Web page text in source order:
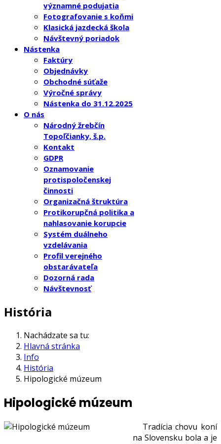
významné podujatia
Fotografovanie s koňmi
Klasická jazdecká škola
Návštevný poriadok
Nástenka
Faktúry
Objednávky
Obchodné súťaže
Výročné správy
Nástenka do 31.12.2025
O nás
Národný žrebčín
Topoľčianky, š.p.
Kontakt
GDPR
Oznamovanie
protispoločenskej
činnosti
Organizačná štruktúra
Protikorupčná politika a
nahlasovanie korupcie
Systém duálneho
vzdelávania
Profil verejného
obstarávateľa
Dozorná rada
Návštevnosť
História
Nachádzate sa tu:
Hlavná stránka
Info
História
Hipologické múzeum
Hipologické múzeum
Tradícia chovu koní
na Slovensku bola a je